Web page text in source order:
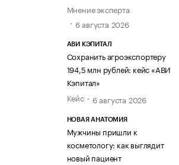
Мнение эксперта
6 августа 2026
АВИ КЭПИТАЛ
Сохранить агроэкспортеру
194,5 млн рублей: кейс «АВИ
Кэпитал»
Кейс
6 августа 2026
НОВАЯ АНАТОМИЯ
Мужчины пришли к
косметологу: как выглядит
новый пациент